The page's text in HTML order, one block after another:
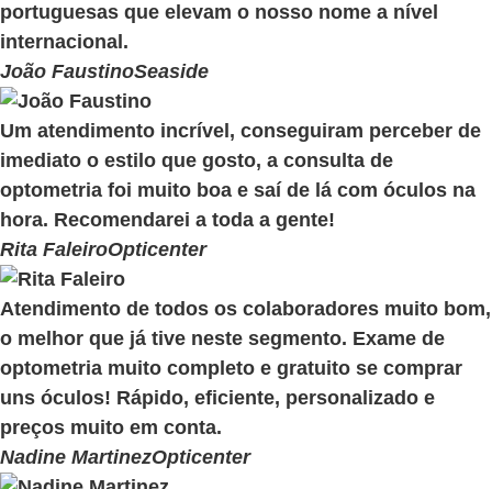
portuguesas que elevam o nosso nome a nível
internacional.
João FaustinoSeaside
Um atendimento incrível, conseguiram perceber de
imediato o estilo que gosto, a consulta de
optometria foi muito boa e saí de lá com óculos na
hora. Recomendarei a toda a gente!
Rita FaleiroOpticenter
Atendimento de todos os colaboradores muito bom,
o melhor que já tive neste segmento. Exame de
optometria muito completo e gratuito se comprar
uns óculos! Rápido, eficiente, personalizado e
preços muito em conta.
Nadine MartinezOpticenter